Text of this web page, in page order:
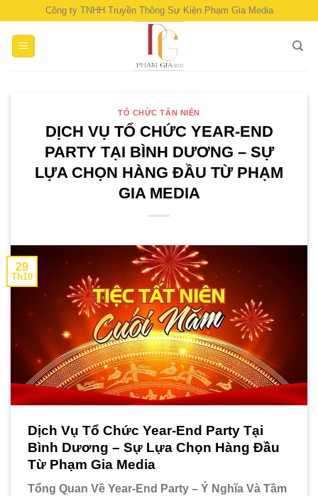
content
Công ty TNHH Truyền Thông Sự Kiện Phạm Gia Media
TỔ CHỨC TÂN NIÊN
DỊCH VỤ TỔ CHỨC YEAR-END
PARTY TẠI BÌNH DƯƠNG – SỰ
LỰA CHỌN HÀNG ĐẦU TỪ PHẠM
GIA MEDIA
29
Th10
Dịch Vụ Tổ Chức Year-End Party Tại
Bình Dương – Sự Lựa Chọn Hàng Đầu
Từ Phạm Gia Media
Tổng Quan Về Year-End Party – Ý Nghĩa Và Tầm